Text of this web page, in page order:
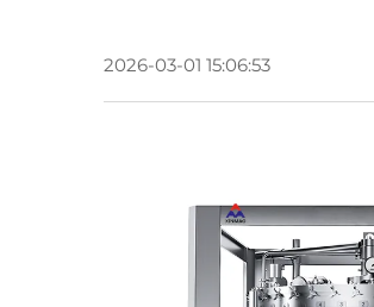
2026-03-01 15:06:53